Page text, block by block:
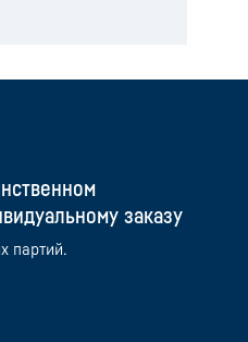
заказу
партий.